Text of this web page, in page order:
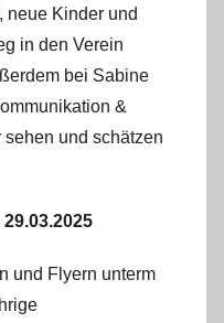
neue Kinder und
in den Verein
bei Sabine
&
und schätzen
und Flyern unterm